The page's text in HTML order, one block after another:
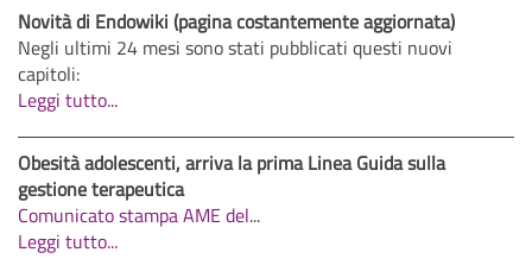
Novità di Endowiki (pagina costantemente aggiornata)
Negli ultimi 24 mesi sono stati pubblicati questi nuovi
capitoli:
Leggi tutto...
Obesità adolescenti, arriva la prima Linea Guida sulla
gestione terapeutica
Comunicato stampa AME del...
Leggi tutto...